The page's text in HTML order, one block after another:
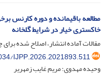
مطالعه باقیمانده و دوره کارنس
خاکستری خیار در شرایط گلخانه
مقالات آماده انتشار، اصلاح شده برای
IJPP.2026.2021893.511
وحیده مهدوی؛ مریم غایب زمهریر